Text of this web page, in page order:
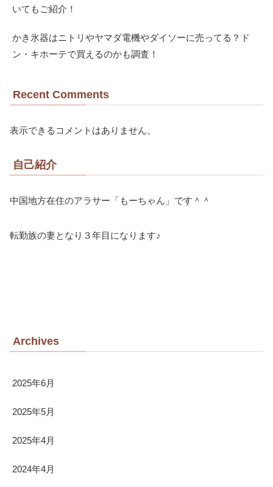
いてもご紹介！
かき氷器はニトリやヤマダ電機やダイソーに売ってる？ド
ン・キホーテで買えるのかも調査！
Recent Comments
表示できるコメントはありません。
自己紹介
中国地方在住のアラサー「もーちゃん」です＾＾
転勤族の妻となり３年目になります♪
Archives
2025年6月
2025年5月
2025年4月
2024年4月